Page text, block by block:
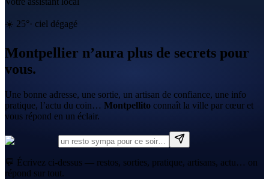
☀️ 25°· ciel dégagé
Montpellier n’aura plus de secrets pour
vous.
Une bonne adresse, une sortie, un artisan de confiance, une info
pratique, l’actu du coin… Montpellito connaît la ville par cœur et
vous répond en un éclair.
💬 Écrivez ci-dessus — restos, sorties, pratique, artisans, actu… on
répond sur tout.